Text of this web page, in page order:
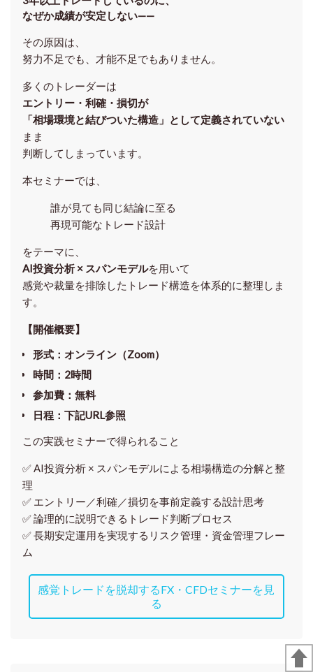
なぜか成績が安定しない——
その原因は、
努力不足でも、才能不足でもありません。
多くのトレーダーは
エントリー・利確・損切が
「相場環境と結びついた構造」として定義されていない
まま
判断してしまっています。
本セミナーでは、
誰が見ても同じ結論に至る
再現可能なトレード設計
をテーマに、
AI投資分析 × スパンモデルを用いて
感覚や裁量を排除したトレード構造を体系的に整理しま
す。
【開催概要】
形式：オンライン（Zoom）
時間：2時間
参加費：無料
日程：下記URL参照
この実践セミナーで得られること
✅ AI投資分析 × スパンモデルによる相場構造の分解と整
理
✅ エントリー／利確／損切を事前定義する設計思考
✅ 論理的に説明できるトレード判断プロセス
✅ 長期安定運用を実現するリスク管理・資金管理フレー
ム
感覚トレードを脱却するFX・CFDセミナーを見
る